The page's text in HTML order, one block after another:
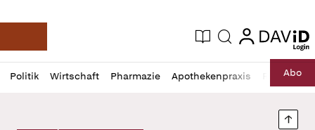
Deutsche Apotheker Zeitung
Aktuelle Ausgabe
Suche login
login
Politik Wirtschaft Pharmazie Apothekenpraxis RechtAbo
Profil
öffnen
Daz
Pur